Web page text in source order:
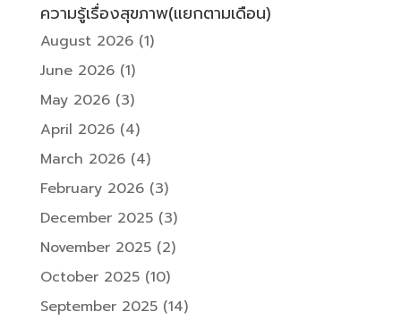
ความรู้เรื่องสุขภาพ(แยกตามเดือน)
August 2026(1)
June 2026(1)
May 2026(3)
April 2026(4)
March 2026(4)
February 2026(3)
December 2025(3)
November 2025(2)
October 2025(10)
September 2025(14)